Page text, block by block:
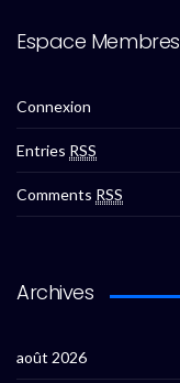
Espace Membres
Connexion
Entries RSS
Comments RSS
Archives
août 2026